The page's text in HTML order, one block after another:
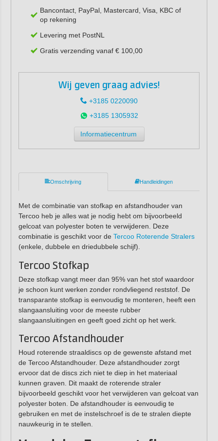
Bancontact, PayPal, Mastercard, Visa, KBC of
op rekening
Levering met PostNL
Gratis verzending vanaf € 100,00
Wij geven graag advies!
+3185 0220090
+3185 1305932
Informatiecentrum
Omschrijving Handleidingen
Met de combinatie van stofkap en afstandhouder van
Tercoo heb je alles wat je nodig hebt om bijvoorbeeld
gelcoat van polyester boten te verwijderen. Deze
combinatie is geschikt voor de Tercoo Roterende Stralers
(enkele, dubbele en driedubbele schijf).
Tercoo Stofkap
Deze stofkap vangt meer dan 95% van het stof waardoor
je schoon kunt werken zonder rondvliegend reststof. De
transparante stofkap is eenvoudig te monteren, heeft een
slangaansluiting voor de meeste rubber
slangaansluitingen en geeft goed zicht op het werk.
Tercoo Afstandhouder
Houd roterende straaldiscs op de gewenste afstand met
de Tercoo Afstandhouder. Deze afstandhouder zorgt
ervoor dat de discs zich niet te diep in het materiaal
kunnen graven. Dit maakt de roterende straler
bijvoorbeeld geschikt voor het verwijderen van gelcoat van
polyester boten. De afstandhouder is eenvoudig te
gebruiken en met de instelschroef is de te stralen diepte
nauwkeurig in te stellen.